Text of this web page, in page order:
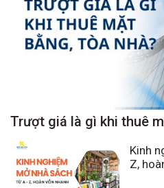
Trượt giá là gì khi thuê
Kinh
Z,